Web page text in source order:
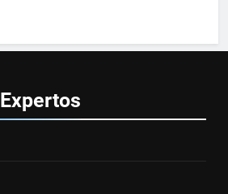
Cómo instalar tomas de
electrodomésticos empotrados
INSTALACIONES ELÉCTRICAS
Expertos